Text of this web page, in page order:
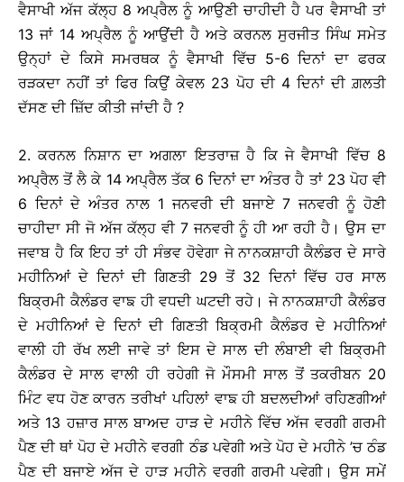
ਵੈਸਾਖੀ ਅੱਜ ਕੱਲ੍ਹ 8 ਅਪ੍ਰੈਲ ਨੂੰ ਆਉਣੀ ਚਾਹੀਦੀ ਹੈ ਪਰ ਵੈਸਾਖੀ ਤਾਂ
13 ਜਾਂ 14 ਅਪ੍ਰੈਲ ਨੂੰ ਆਉਂਦੀ ਹੈ ਅਤੇ ਕਰਨਲ ਸੁਰਜੀਤ ਸਿੰਘ ਸਮੇਤ
ਉਨ੍ਹਾਂ ਦੇ ਕਿਸੇ ਸਮਰਥਕ ਨੂੰ ਵੈਸਾਖੀ ਵਿੱਚ 5-6 ਦਿਨਾਂ ਦਾ ਫਰਕ
ਰੜਕਦਾ ਨਹੀਂ ਤਾਂ ਫਿਰ ਕਿਉਂ ਕੇਵਲ 23 ਪੋਹ ਦੀ 4 ਦਿਨਾਂ ਦੀ ਗ਼ਲਤੀ
ਦੱਸਣ ਦੀ ਜ਼ਿੱਦ ਕੀਤੀ ਜਾਂਦੀ ਹੈ ?
2. ਕਰਨਲ ਨਿਸ਼ਾਨ ਦਾ ਅਗਲਾ ਇਤਰਾਜ਼ ਹੈ ਕਿ ਜੇ ਵੈਸਾਖੀ ਵਿੱਚ 8
ਅਪ੍ਰੈਲ ਤੋਂ ਲੈ ਕੇ 14 ਅਪ੍ਰੈਲ ਤੱਕ 6 ਦਿਨਾਂ ਦਾ ਅੰਤਰ ਹੈ ਤਾਂ 23 ਪੋਹ ਵੀ
6 ਦਿਨਾਂ ਦੇ ਅੰਤਰ ਨਾਲ 1 ਜਨਵਰੀ ਦੀ ਬਜਾਏ 7 ਜਨਵਰੀ ਨੂੰ ਹੋਣੀ
ਚਾਹੀਦਾ ਸੀ ਜੋ ਅੱਜ ਕੱਲ੍ਹ ਵੀ 7 ਜਨਵਰੀ ਨੂੰ ਹੀ ਆ ਰਹੀ ਹੈ। ਉਸ ਦਾ
ਜਵਾਬ ਹੈ ਕਿ ਇਹ ਤਾਂ ਹੀ ਸੰਭਵ ਹੋਵੇਗਾ ਜੇ ਨਾਨਕਸ਼ਾਹੀ ਕੈਲੰਡਰ ਦੇ ਸਾਰੇ
ਮਹੀਨਿਆਂ ਦੇ ਦਿਨਾਂ ਦੀ ਗਿਣਤੀ 29 ਤੋਂ 32 ਦਿਨਾਂ ਵਿੱਚ ਹਰ ਸਾਲ
ਬਿਕ੍ਰਮੀ ਕੈਲੰਡਰ ਵਾਙ ਹੀ ਵਧਦੀ ਘਟਦੀ ਰਹੇ। ਜੇ ਨਾਨਕਸ਼ਾਹੀ ਕੈਲੰਡਰ
ਦੇ ਮਹੀਨਿਆਂ ਦੇ ਦਿਨਾਂ ਦੀ ਗਿਣਤੀ ਬਿਕ੍ਰਮੀ ਕੈਲੰਡਰ ਦੇ ਮਹੀਨਿਆਂ
ਵਾਲੀ ਹੀ ਰੱਖ ਲਈ ਜਾਵੇ ਤਾਂ ਇਸ ਦੇ ਸਾਲ ਦੀ ਲੰਬਾਈ ਵੀ ਬਿਕ੍ਰਮੀ
ਕੈਲੰਡਰ ਦੇ ਸਾਲ ਵਾਲੀ ਹੀ ਰਹੇਗੀ ਜੋ ਮੌਸਮੀ ਸਾਲ ਤੋਂ ਤਕਰੀਬਨ 20
ਮਿੰਟ ਵਧ ਹੋਣ ਕਾਰਨ ਤਰੀਖਾਂ ਪਹਿਲਾਂ ਵਾਙ ਹੀ ਬਦਲਦੀਆਂ ਰਹਿਣਗੀਆਂ
ਅਤੇ 13 ਹਜ਼ਾਰ ਸਾਲ ਬਾਅਦ ਹਾੜ ਦੇ ਮਹੀਨੇ ਵਿੱਚ ਅੱਜ ਵਰਗੀ ਗਰਮੀ
ਪੈਣ ਦੀ ਥਾਂ ਪੋਹ ਦੇ ਮਹੀਨੇ ਵਰਗੀ ਠੰਡ ਪਵੇਗੀ ਅਤੇ ਪੋਹ ਦੇ ਮਹੀਨੇ ’ਚ ਠੰਡ
ਪੈਣ ਦੀ ਬਜਾਏ ਅੱਜ ਦੇ ਹਾੜ ਮਹੀਨੇ ਵਰਗੀ ਗਰਮੀ ਪਵੇਗੀ। ਉਸ ਸਮੇਂ